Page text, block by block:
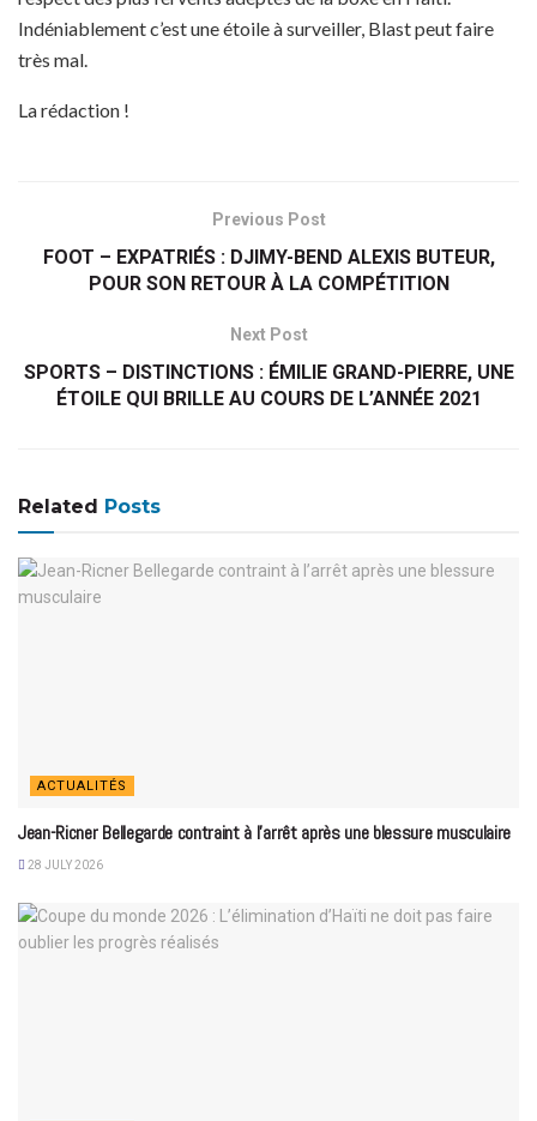
Indéniablement c’est une étoile à surveiller, Blast peut faire
très mal.
La rédaction !
Previous Post
FOOT – EXPATRIÉS : DJIMY-BEND ALEXIS BUTEUR,
POUR SON RETOUR À LA COMPÉTITION
Next Post
SPORTS – DISTINCTIONS : ÉMILIE GRAND-PIERRE, UNE
ÉTOILE QUI BRILLE AU COURS DE L’ANNÉE 2021
Related Posts
ACTUALITÉS
Jean-Ricner Bellegarde contraint à l’arrêt après une blessure musculaire
28 JULY 2026